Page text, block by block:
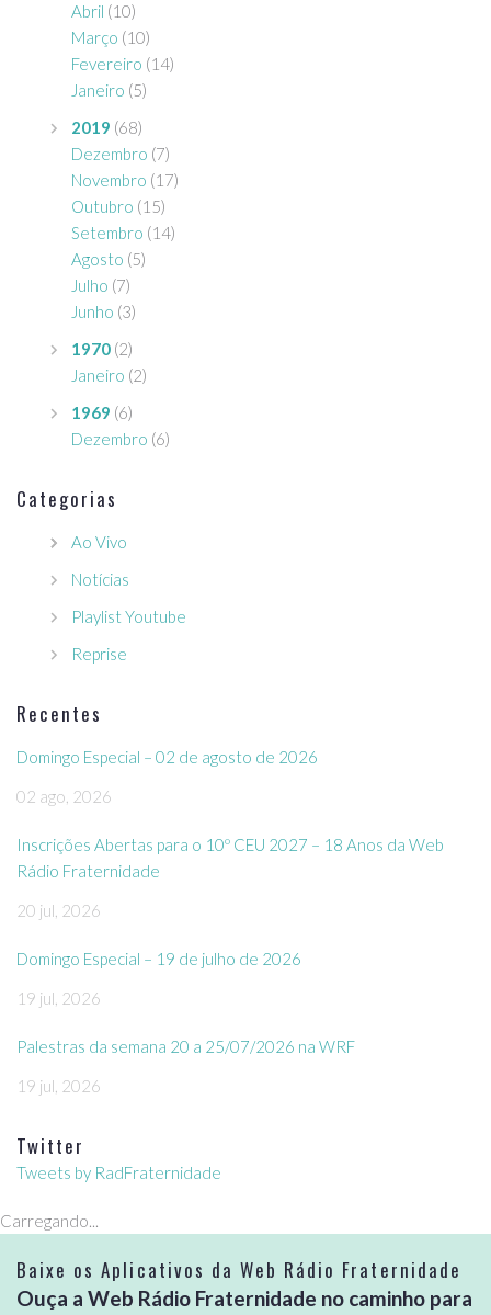
Abril (10)
Março (10)
Fevereiro (14)
Janeiro (5)
2019 (68)
Dezembro (7)
Novembro (17)
Outubro (15)
Setembro (14)
Agosto (5)
Julho (7)
Junho (3)
1970 (2)
Janeiro (2)
1969 (6)
Dezembro (6)
Categorias
Ao Vivo
Notícias
Playlist Youtube
Reprise
Recentes
Domingo Especial – 02 de agosto de 2026
02 ago, 2026
Inscrições Abertas para o 10º CEU 2027 – 18 Anos da Web
Rádio Fraternidade
20 jul, 2026
Domingo Especial – 19 de julho de 2026
19 jul, 2026
Palestras da semana 20 a 25/07/2026 na WRF
19 jul, 2026
Twitter
Tweets by RadFraternidade
Carregando...
Baixe os Aplicativos da Web Rádio Fraternidade
Ouça a Web Rádio Fraternidade no caminho para